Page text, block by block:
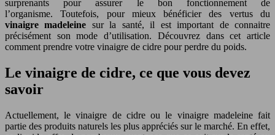
surprenants pour assurer le bon fonctionnement de
l’organisme. Toutefois, pour mieux bénéficier des vertus du
vinaigre madeleine sur la santé, il est important de connaitre
précisément son mode d’utilisation. Découvrez dans cet article
comment prendre votre vinaigre de cidre pour perdre du poids.
Le vinaigre de cidre, ce que vous devez
savoir
Actuellement, le vinaigre de cidre ou le vinaigre madeleine fait
partie des produits naturels les plus appréciés sur le marché. En effet,